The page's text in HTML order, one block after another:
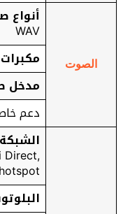
الصوت
أنواع
WAV
مدخل صوت
دعم
Direct,
hotspot